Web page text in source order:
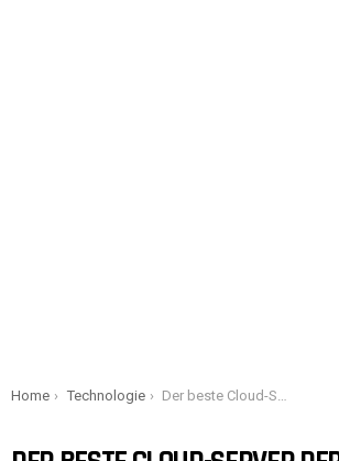
You are here:
Home Technologie Der beste Cloud-Server der Welt